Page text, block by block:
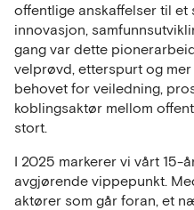
offentlige anskaffelser til
innovasjon,
gang var dette
velprøvd, etterspurt og
behovet for veiledning,
koblingsaktør mellom
stort.
I 2025 markerer vi vårt 15-
avgjørende vippepunkt.
aktører som går foran, et